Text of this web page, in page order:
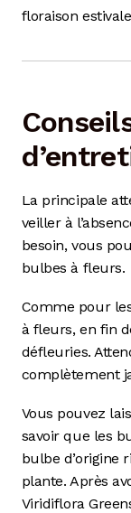
floraison
La principale
veiller à
besoin, vous
bulbes à fleurs.
Comme pour
à fleurs, en fin
défleuries.
complètement
Vous pouvez
savoir que les
bulbe d’origine
plante. Après
Viridiflora